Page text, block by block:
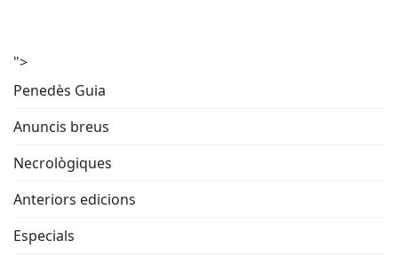
">
Penedès Guia
Anuncis breus
Necrològiques
Anteriors edicions
Especials